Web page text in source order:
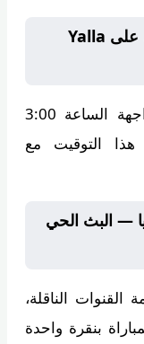
موعد مباراة أوزبكستان و كولومبيا على Yalla
الساعة 3:00
هذا التوقيت مع
— البث الحي
القنوات الناقلة،
بنقرة واحدة